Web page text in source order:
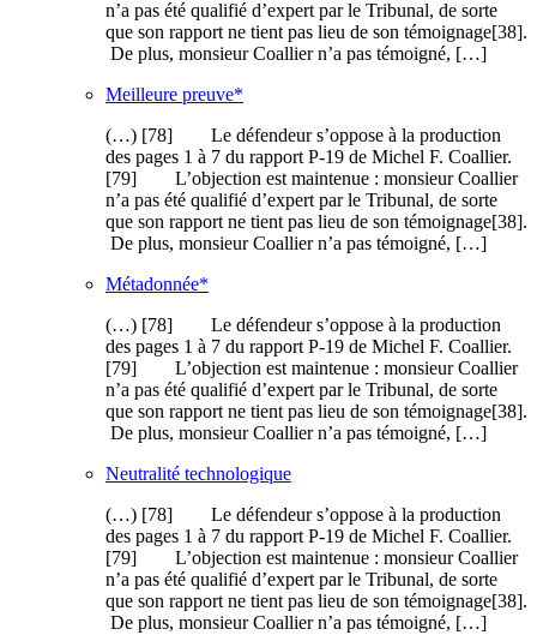
n’a pas été qualifié d’expert par le Tribunal, de sorte
que son rapport ne tient pas lieu de son témoignage[38].
De plus, monsieur Coallier n’a pas témoigné, […]
Meilleure preuve*
(…) [78] Le défendeur s’oppose à la production
des pages 1 à 7 du rapport P-19 de Michel F. Coallier.
[79] L’objection est maintenue : monsieur Coallier
n’a pas été qualifié d’expert par le Tribunal, de sorte
que son rapport ne tient pas lieu de son témoignage[38].
De plus, monsieur Coallier n’a pas témoigné, […]
Métadonnée*
(…) [78] Le défendeur s’oppose à la production
des pages 1 à 7 du rapport P-19 de Michel F. Coallier.
[79] L’objection est maintenue : monsieur Coallier
n’a pas été qualifié d’expert par le Tribunal, de sorte
que son rapport ne tient pas lieu de son témoignage[38].
De plus, monsieur Coallier n’a pas témoigné, […]
Neutralité technologique
(…) [78] Le défendeur s’oppose à la production
des pages 1 à 7 du rapport P-19 de Michel F. Coallier.
[79] L’objection est maintenue : monsieur Coallier
n’a pas été qualifié d’expert par le Tribunal, de sorte
que son rapport ne tient pas lieu de son témoignage[38].
De plus, monsieur Coallier n’a pas témoigné, […]